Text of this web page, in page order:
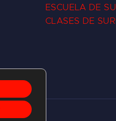
ESCUELA DE
CLASES DE